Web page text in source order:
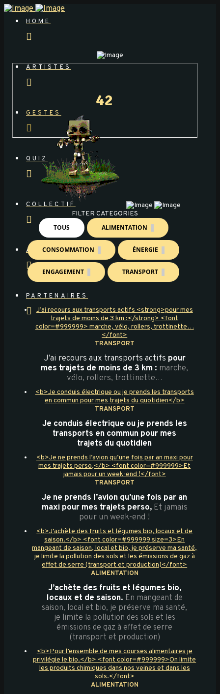
HOME
ARTISTES
GESTES
QUIZ
COLLECTIF
ACTUALITES
PARTENAIRES
42
FILTER CATEGORIES
TOUS
ALIMENTATION
CONSOMMATION ÉNERGIE
ENGAGEMENT TRANSPORT
J’ai recours aux transports actifs <strong>pour mes
trajets de moins de 3 km :</strong> <font
color=#999999> marche, vélo, rollers, trottinette…
</font>
TRANSPORT
J’ai recours aux transports actifs pour
mes trajets de moins de 3 km : marche,
vélo, rollers, trottinette…
<b>Je conduis électrique ou je prends les transports
en commun pour mes trajets du quotidien</b>
TRANSPORT
Je conduis électrique ou je prends les
transports en commun pour mes
trajets du quotidien
<b>Je ne prends l’avion qu’une fois par an maxi pour
mes trajets perso,</b> <font color=#999999>Et
jamais pour un week-end !</font>
TRANSPORT
Je ne prends l’avion qu’une fois par an
maxi pour mes trajets perso, Et jamais
pour un week-end !
<b>J’achète des fruits et légumes bio, locaux et de
saison.</b> <font color=#999999 size=3>En
mangeant de saison, local et bio, je préserve ma santé,
je limite la pollution des sols et les émissions de gaz à
effet de serre (transport et production)</font>
ALIMENTATION
J’achète des fruits et légumes bio,
locaux et de saison. En mangeant de
saison, local et bio, je préserve ma santé,
je limite la pollution des sols et les
émissions de gaz à effet de serre
(transport et production)
<b>Pour l’ensemble de mes courses alimentaires je
privilégie le bio.</b> <font color=#999999>On limite
les produits chimiques dans nos veines et dans les
sols.</font>
ALIMENTATION